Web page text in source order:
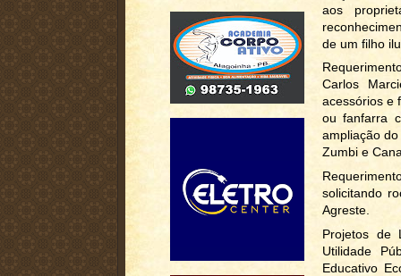
aos
de um filho
Carlos
acessórios e
ou fanfarra
ampliação
Zumbi e
solicitando
Agreste.
Projetos de
Utilidade
Educativo